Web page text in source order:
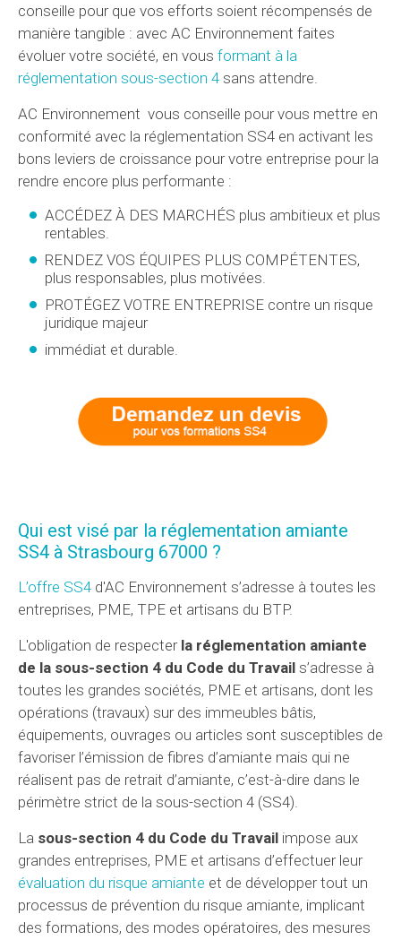
conseille pour que vos efforts soient récompensés de
manière tangible : avec AC Environnement faites
évoluer votre société, en vous formant à la
réglementation sous-section 4 sans attendre.
AC Environnement vous conseille pour vous mettre en
conformité avec la réglementation SS4 en activant les
bons leviers de croissance pour votre entreprise pour la
rendre encore plus performante :
ACCÉDEZ À DES MARCHÉS plus ambitieux et plus
rentables.
RENDEZ VOS ÉQUIPES PLUS COMPÉTENTES,
plus responsables, plus motivées.
PROTÉGEZ VOTRE ENTREPRISE contre un risque
juridique majeur
immédiat et durable.
Qui est visé par la réglementation amiante
SS4 à Strasbourg 67000 ?
L’offre SS4 d'AC Environnement s’adresse à toutes les
entreprises, PME, TPE et artisans du BTP.
L'obligation de respecter la réglementation amiante
de la sous-section 4 du Code du Travail s’adresse à
toutes les grandes sociétés, PME et artisans, dont les
opérations (travaux) sur des immeubles bâtis,
équipements, ouvrages ou articles sont susceptibles de
favoriser l’émission de fibres d’amiante mais qui ne
réalisent pas de retrait d’amiante, c’est-à-dire dans le
périmètre strict de la sous-section 4 (SS4).
La sous-section 4 du Code du Travail impose aux
grandes entreprises, PME et artisans d’effectuer leur
évaluation du risque amiante et de développer tout un
processus de prévention du risque amiante, implicant
des formations, des modes opératoires, des mesures